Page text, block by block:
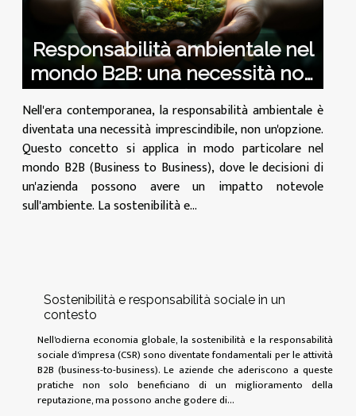
Responsabilità ambientale nel
mondo B2B: una necessità non
un'opzione
Nell'era contemporanea, la responsabilità ambientale è
diventata una necessità imprescindibile, non un'opzione.
Questo concetto si applica in modo particolare nel
mondo B2B (Business to Business), dove le decisioni di
un'azienda possono avere un impatto notevole
sull'ambiente. La sostenibilità e...
Sostenibilità e responsabilità sociale in un
contesto
Nell'odierna economia globale, la sostenibilità e la responsabilità
sociale d'impresa (CSR) sono diventate fondamentali per le attività
B2B (business-to-business). Le aziende che aderiscono a queste
pratiche non solo beneficiano di un miglioramento della
reputazione, ma possono anche godere di...